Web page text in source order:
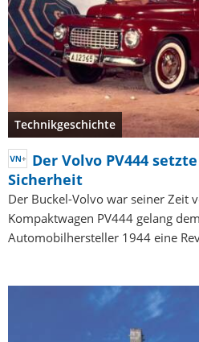
Technikgeschichte
Der Volvo PV444
Sicherheit
Der Buckel-Volvo war seiner Zeit
Kompaktwagen PV444 gelang
Automobilhersteller 1944 eine